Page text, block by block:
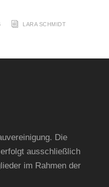
LARA SCHMIDT
Die
ausschließlich
im Rahmen der